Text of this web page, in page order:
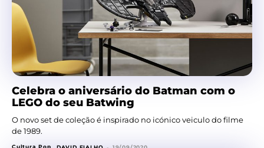
Celebra o aniversário do Batman com o
LEGO do seu Batwing
O novo set de coleção é inspirado no icónico veiculo do filme
de 1989.
Cultura Pop